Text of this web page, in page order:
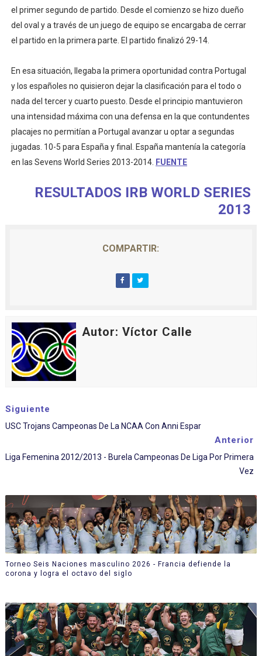
el primer segundo de partido. Desde el comienzo se hizo dueño
del oval y a través de un juego de equipo se encargaba de cerrar
el partido en la primera parte. El partido finalizó 29-14.
En esa situación, llegaba la primera oportunidad contra Portugal
y los españoles no quisieron dejar la clasificación para el todo o
nada del tercer y cuarto puesto. Desde el principio mantuvieron
una intensidad máxima con una defensa en la que contundentes
placajes no permitían a Portugal avanzar u optar a segundas
jugadas. 10-5 para España y final. España mantenía la categoría
en las Sevens World Series 2013-2014. FUENTE
RESULTADOS IRB WORLD SERIES
2013
COMPARTIR:
Autor: Víctor Calle
Siguiente
USC Trojans Campeonas De La NCAA Con Anni Espar
Anterior
Liga Femenina 2012/2013 - Burela Campeonas De Liga Por Primera
Vez
Torneo Seis Naciones masculino 2026 - Francia defiende la
corona y logra el octavo del siglo